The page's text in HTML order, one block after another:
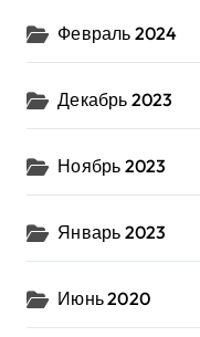
Февраль 2024
Декабрь 2023
Ноябрь 2023
Январь 2023
Июнь 2020